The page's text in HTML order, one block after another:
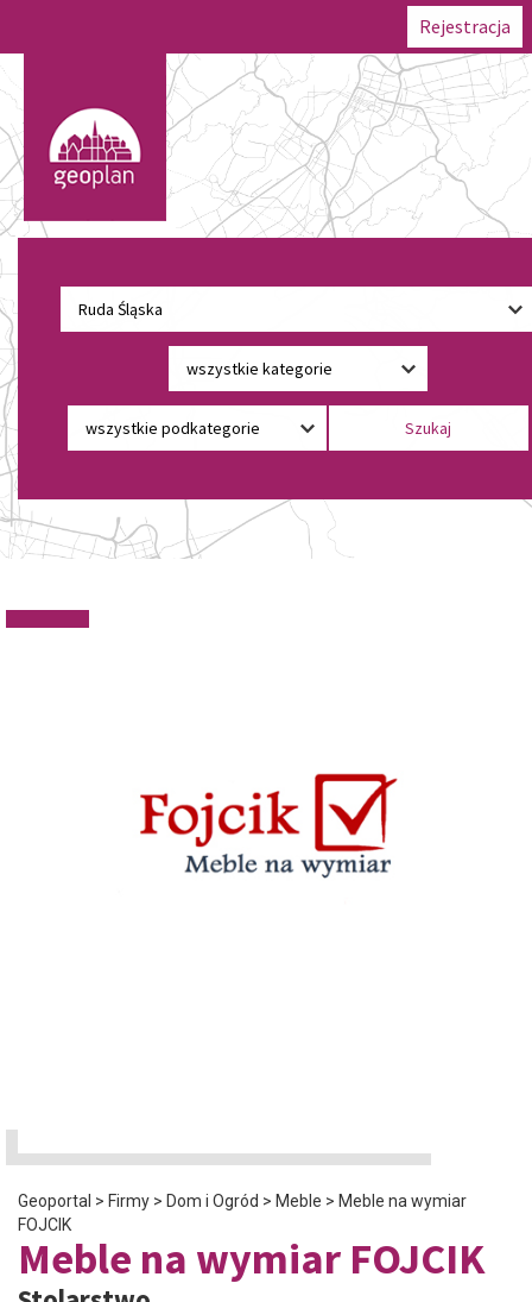
Rejestracja
Geoportal > Firmy > Dom i Ogród > Meble > Meble na wymiar
FOJCIK
Meble na wymiar FOJCIK